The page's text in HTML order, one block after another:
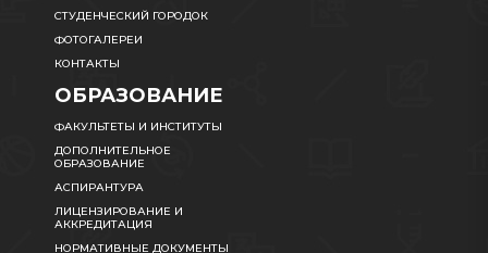
СТУДЕНЧЕСКИЙ ГОРОДОК
ФОТОГАЛЕРЕИ
КОНТАКТЫ
ОБРАЗОВАНИЕ
ФАКУЛЬТЕТЫ И ИНСТИТУТЫ
ДОПОЛНИТЕЛЬНОЕ
ОБРАЗОВАНИЕ
АСПИРАНТУРА
ЛИЦЕНЗИРОВАНИЕ И
АККРЕДИТАЦИЯ
НОРМАТИВНЫЕ ДОКУМЕНТЫ